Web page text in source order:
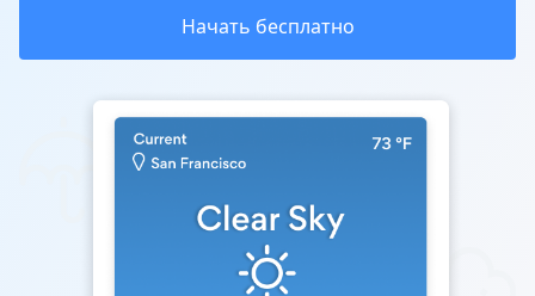
Начать бесплатно